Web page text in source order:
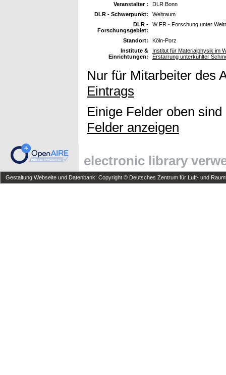
Veranstalter :
DLR Bonn
DLR - Schwerpunkt:
Weltraum
DLR -
Forschungsgebiet:
W FR - Forschung unter
Standort:
Köln-Porz
Institute &
Einrichtungen:
Institut für Materialphysik im
Erstarrung unterkühlter
Nur für Mitarbeiter des
Eintrags
Einige Felder oben
Felder anzeigen
electronic library
Gestaltung Webseite und Datenbank: Copyright © Deutsches Zentrum für Luft- und